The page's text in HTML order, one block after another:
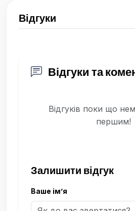
Відгуки
Відгуки та
Відгуків поки що
першим!
Залишити відгук
Ваше ім’я